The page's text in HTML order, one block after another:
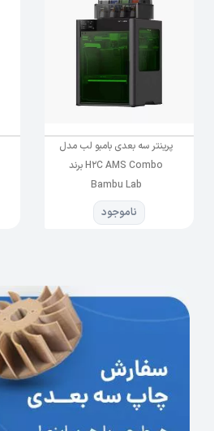
پرینتر سه بعدی بامبو لب مدل
H2C AMS Combo برند
Bambu Lab
ناموجود